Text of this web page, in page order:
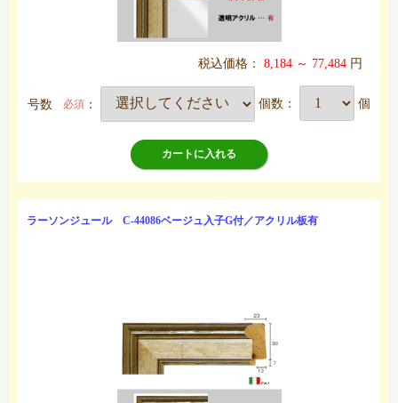
税込価格： 8,184 ～ 77,484 円
号数 必須 ： 個数： 個
カートに入れる
ラーソンジュール C-44086ベージュ入子G付／アクリル板有